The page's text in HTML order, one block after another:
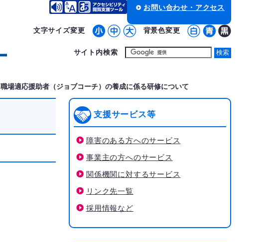
お問い合わせ・アクセス
文字サイズ変更 背景色変更
サイト内検索
職場適応援助者（ジョブコーチ）の養成に係る研修について
支援サービス等
障害のある方へのサービス
事業主の方へのサービス
関係機関に対するサービス
リンク先一覧
採用情報など